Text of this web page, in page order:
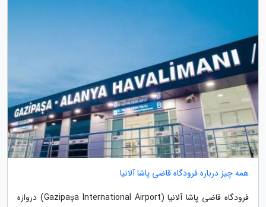
همه چیز درباره فرودگاه قاضی پاشا آلانیا
فرودگاه قاضی پاشا آلانیا (Gazipaşa International Airport) دروازه